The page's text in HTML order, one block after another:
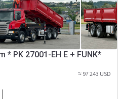
* PK 27001-EH E + FUNK*
≈ 97 243 USD